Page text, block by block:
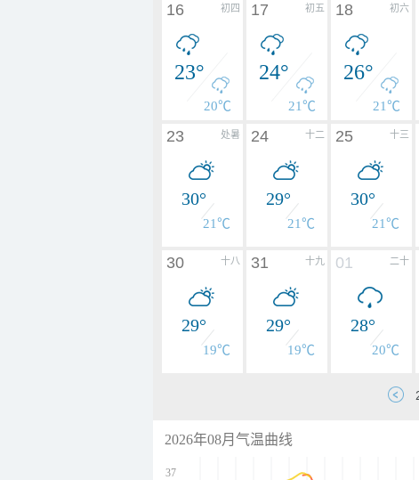
初四
16
23°
20℃
初五
17
24°
21℃
初六
18
26°
21℃
处暑
23
30°
21℃
十二
24
29°
21℃
十三
25
30°
21℃
十八
30
29°
19℃
十九
31
29°
19℃
二十
01
28°
20℃
2026年08月气温曲线
37